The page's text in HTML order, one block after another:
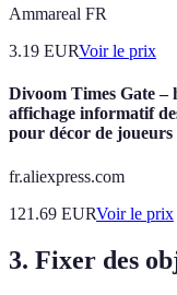
Ammareal FR
3.19 EURVoir le prix
Divoom Times Gate –
affichage informatif
pour décor de joueurs
fr.aliexpress.com
121.69 EURVoir le prix
3. Fixer des